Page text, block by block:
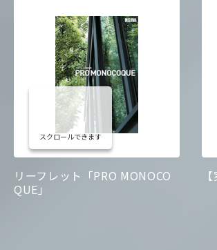
リーフレット「PRO MONOCO
QUE」
スクロールできます